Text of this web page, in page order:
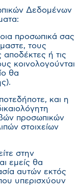
Δεδομένων
προσωπικά σας
τους
ή τις
κοινολογούνται
θα
και η
προσωπικών
στοιχείων
στην
εμείς θα
αυτών εκτός
υπερισχύουν